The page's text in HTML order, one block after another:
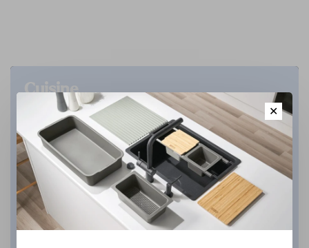
Cuisine
DÉCOUVREZ
✕